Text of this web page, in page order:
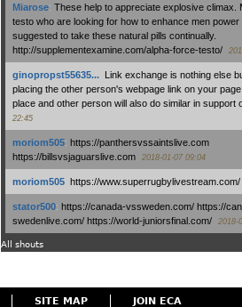
Miarose: These help to appreciate explosive climax.
testo who are looking for how to enhance men power
suggested to take these natural pills continually.
http://supplementexamine.com/alpha-force-testo/
ginopropst55635...: Link exchange is nothing else
placing the other person's webpage link on your page
place and other person will also do similar in support
22:45
moriom505: https://panthersvssaintslive.com
https://billsvsjaguarslive.com
2018-01-07 09:04
moriom505: https://www.superrugbylivestream.com/
stator500: https://canada-vssweden.com/ https://
swedenlive.com/ https://world-juniorsfinal.com/
2018-
All shouts
SITE MAP JOIN ECA